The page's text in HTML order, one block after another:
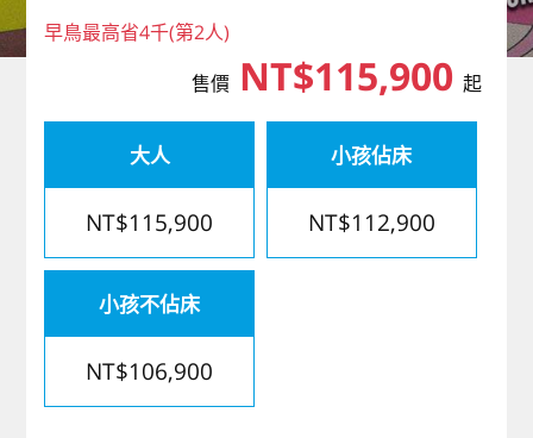
歐洲早鳥最高省4千(第2人)
售價NT$115,900 起
大人
NT$115,900
小孩佔床
NT$112,900
小孩不佔床
NT$106,900